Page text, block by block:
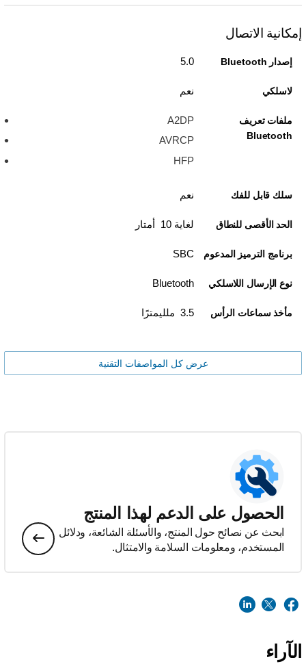
إمكانية الاتصال
إصدار Bluetooth 5.0
لاسلكي نعم
ملفات تعريف
Bluetooth
A2DP
AVRCP
HFP
سلك قابل للفك نعم
الحد الأقصى للنطاق لغاية 10 أمتار
برنامج الترميز المدعوم SBC
نوع الإرسال اللاسلكي Bluetooth
مأخذ سماعات الرأس 3.5 ملليمترًا
عرض كل المواصفات التقنية
الحصول على الدعم لهذا المنتج
ابحث عن نصائح حول المنتج، والأسئلة الشائعة، ودلائل
المستخدم، ومعلومات السلامة والامتثال.
الآراء